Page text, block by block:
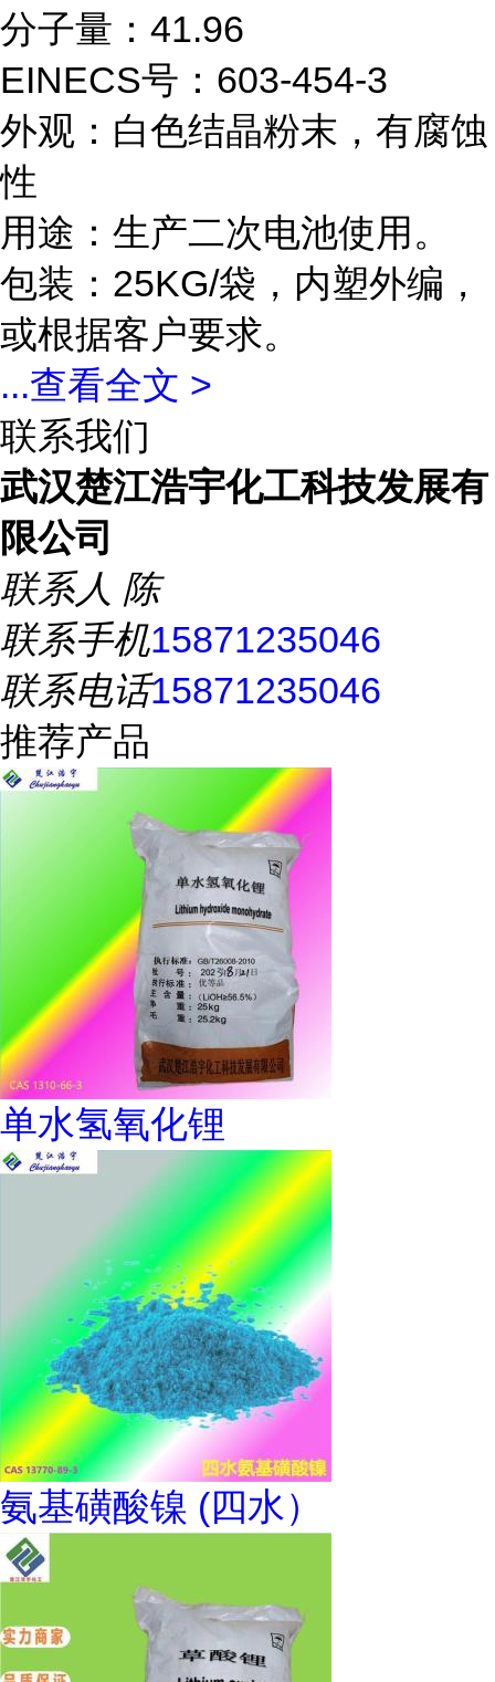
分子量：41.96
EINECS号：603-454-3
外观：白色结晶粉末，有腐蚀
性
用途：生产二次电池使用。
包装：25KG/袋，内塑外编，
或根据客户要求。
...查看全文 >
联系我们
武汉楚江浩宇化工科技发展有
限公司
联系人 陈
联系手机15871235046
联系电话15871235046
推荐产品
单水氢氧化锂
氨基磺酸镍 (四水）